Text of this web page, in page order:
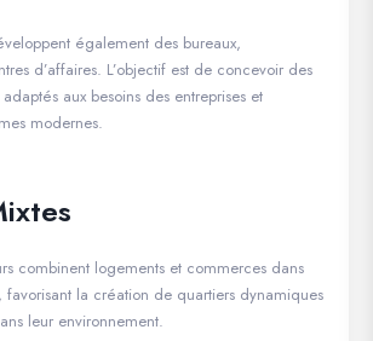
également des bureaux,
d’affaires. L’objectif est de concevoir des
aux besoins des entreprises et
modernes.
combinent logements et commerces dans
favorisant la création de quartiers dynamiques
leur environnement.